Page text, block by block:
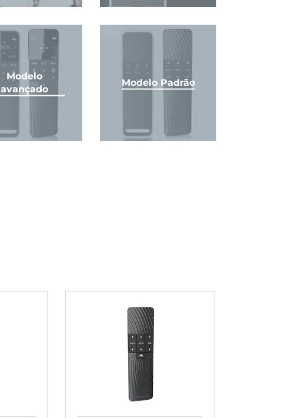
Modelo
avançado
Modelo Padrão